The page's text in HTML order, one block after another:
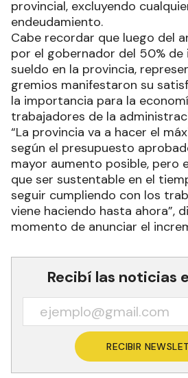
gestión privada, asciende a
de 6.200 millones de pesos, la
íntegramente con recursos
provincial, excluyendo
endeudamiento.
Cabe recordar que luego del
por el gobernador del 50% de
sueldo en la provincia,
gremios manifestaron su
la importancia para la
trabajadores de la
“La provincia va a hacer el
según el presupuesto
mayor aumento posible, pero
que ser sustentable en el
momento de anunciar el
Recibí las noticias